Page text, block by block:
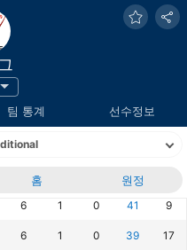
팀 통계 선수정보
홈 원정
승점
6 1 0 41 9
6 1 0 39 17